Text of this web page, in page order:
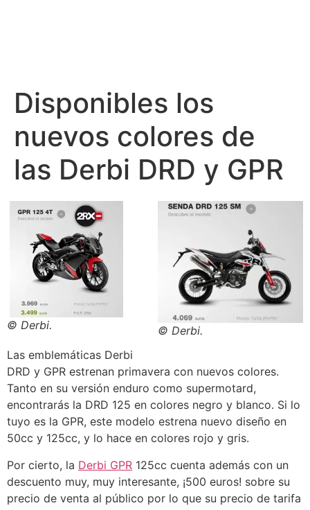
Disponibles los
nuevos colores de
las Derbi DRD y GPR
© Derbi.
© Derbi.
Las emblemáticas Derbi
DRD y GPR estrenan primavera con nuevos colores.
Tanto en su versión enduro como supermotard,
encontrarás la DRD 125 en colores negro y blanco. Si lo
tuyo es la GPR, este modelo estrena nuevo diseño en
50cc y 125cc, y lo hace en colores rojo y gris.
Por cierto, la Derbi GPR 125cc cuenta además con un
descuento muy, muy interesante, ¡500 euros! sobre su
precio de venta al público por lo que su precio de tarifa